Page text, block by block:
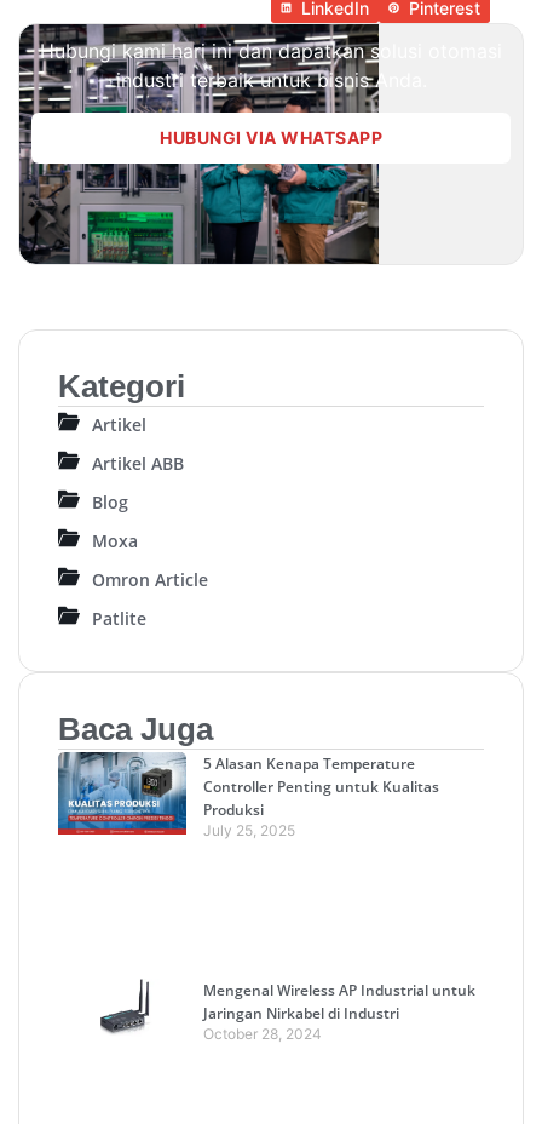
LinkedIn Pinterest
Hubungi kami hari ini dan dapatkan solusi otomasi
industri terbaik untuk bisnis Anda.
HUBUNGI VIA WHATSAPP
Kategori
Artikel
Artikel ABB
Blog
Moxa
Omron Article
Patlite
Baca Juga
5 Alasan Kenapa Temperature
Controller Penting untuk Kualitas
Produksi
July 25, 2025
Mengenal Wireless AP Industrial untuk
Jaringan Nirkabel di Industri
October 28, 2024